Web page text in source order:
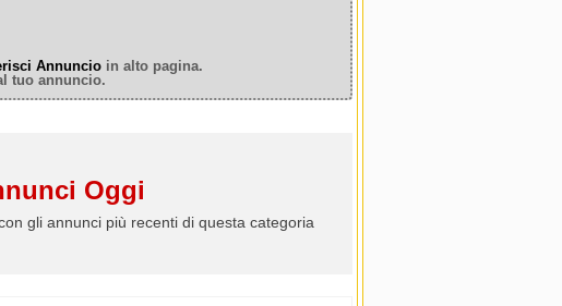
Annuncio in alto pagina.
tuo annuncio.
Oggi
gli annunci più recenti di questa categoria